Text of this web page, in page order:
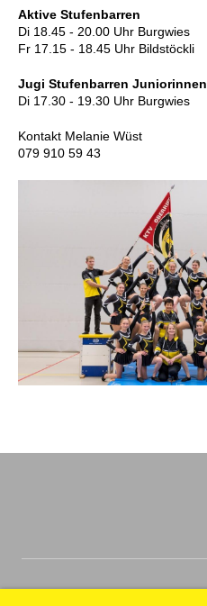
Aktive Stufenbarren
Di 18.45 - 20.00 Uhr Burgwies
Fr 17.15 - 18.45 Uhr Bildstöckli
Jugi Stufenbarren Juniorinnen
Di 17.30 - 19.30 Uhr Burgwies
Kontakt Melanie Wüst
079 910 59 43